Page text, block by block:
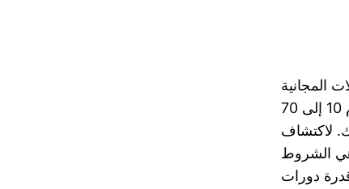
المجانية
بنسبة 100 بالمائة. تثبت أحدث مؤسسة قمار أنها تحسب من خلال استخدام 10 إلى 70
لاكتشاف
ما هي الشروط
دورات